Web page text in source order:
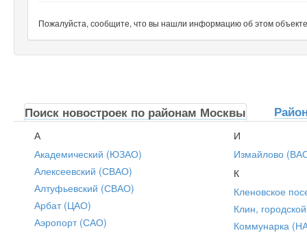
Пожалуйста, сообщите, что вы нашли информацию об этом
Поиск новостроек по районам Москвы
А
Академический (ЮЗАО)
Алексеевский (СВАО)
Алтуфьевский (СВАО)
Арбат (ЦАО)
Аэропорт (САО)
И
Измайлово
К
Кленовское
Клин,
Коммунарка